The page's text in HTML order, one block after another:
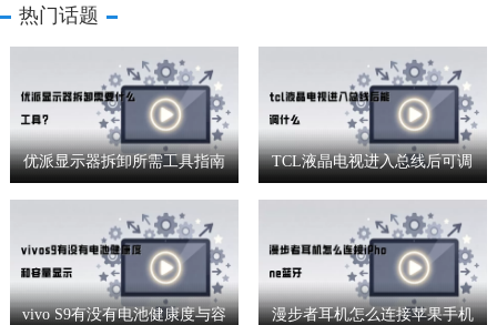
热门话题
优派显示器拆卸所需工具指南
TCL液晶电视进入总线后可调
节哪些参数设置
vivo S9有没有电池健康度与容
漫步者耳机怎么连接苹果手机